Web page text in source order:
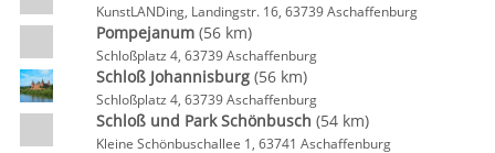
KunstLANDing, Landingstr. 16, 63739 Aschaffenburg
Pompejanum(56 km)
Schloßplatz 4, 63739 Aschaffenburg
Schloß Johannisburg(56 km)
Schloßplatz 4, 63739 Aschaffenburg
Schloß und Park Schönbusch (54 km)
Kleine Schönbuschallee 1, 63741 Aschaffenburg